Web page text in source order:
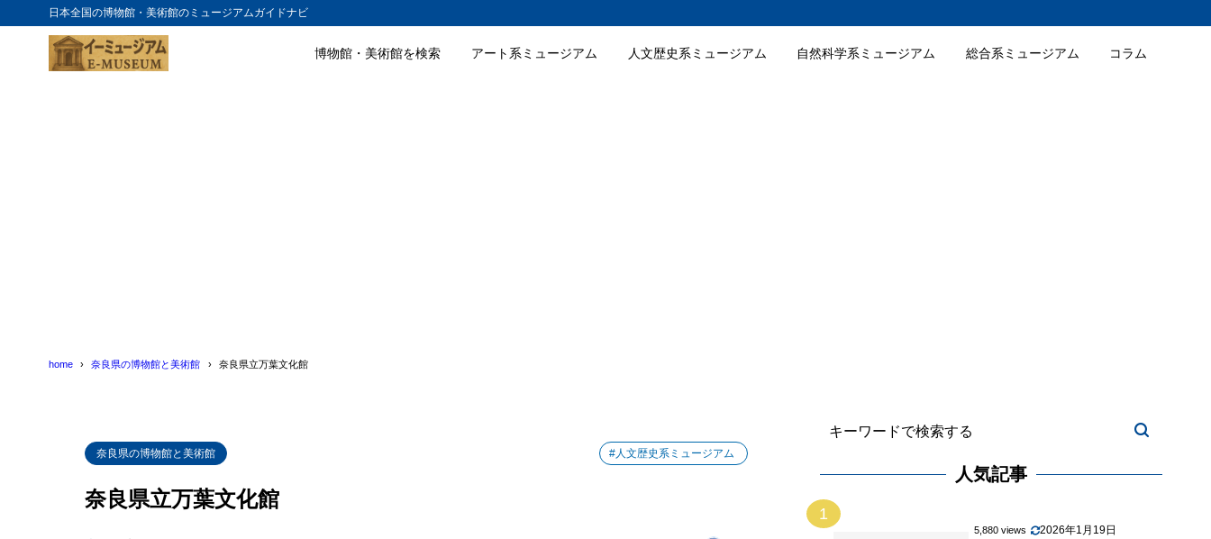
日本全国の博物館・美術館のミュージアムガイドナビ
博物館・美術館を検索 アート系ミュージアム 人文歴史系ミュージアム 自然科学系ミュージアム 総合系ミュージアム コラム
home 奈良県の博物館と美術館 奈良県立万葉文化館
奈良県の博物館と美術館 #人文歴史系ミュージアム
奈良県立万葉文化館
人気記事
1
5,880 views 2026年1月19日
目次